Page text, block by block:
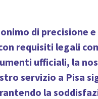
di precisione
requisiti legali
ufficiali, la
servizio a Pisa
la